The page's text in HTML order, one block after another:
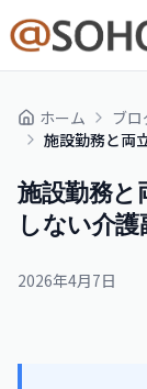
ホーム ブロ
施設勤務と
しない介
2026年4月7日